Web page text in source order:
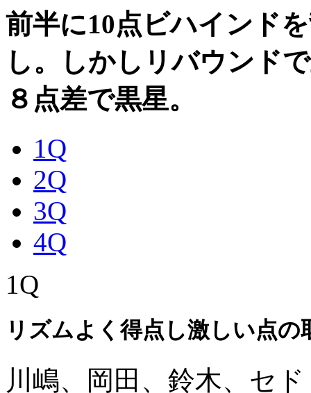
前半に10点ビハインド
し。しかしリバウンド
８点差で黒星。
1Q
2Q
3Q
4Q
1Q
リズムよく得点し激しい点の
川嶋、岡田、鈴木、セ